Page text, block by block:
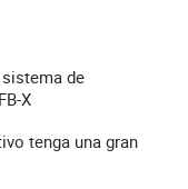
de
X
tenga una gran